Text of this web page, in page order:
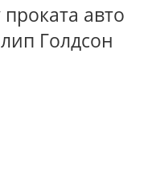
авто
Голдсон